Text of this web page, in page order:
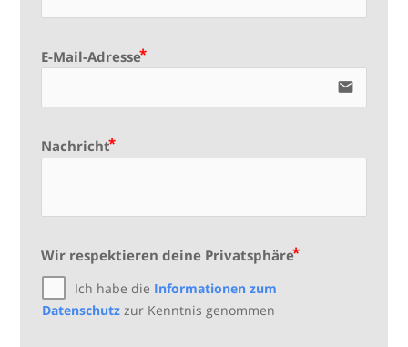
E-Mail-Adresse
email
Nachricht
Wir respektieren deine Privatsphäre
Ich habe die Informationen zum
Datenschutzzur Kenntnis genommen